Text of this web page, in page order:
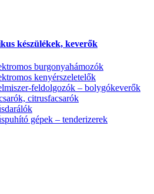
készülékek, keverők
burgonyahámozók
kenyérszeletelők
feldolgozók – bolygókeverők
citrusfacsarók
gépek – tenderizerek